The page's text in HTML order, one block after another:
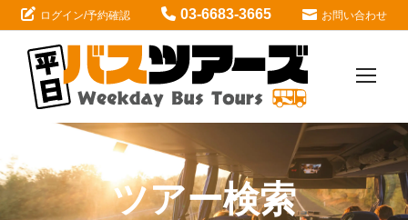
ログイン/予約確認 03-6683-3665 お問い合わせ
ツアー検索